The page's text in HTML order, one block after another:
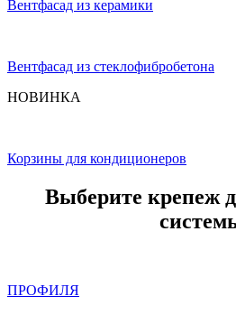
Вентфасад из керамики
Вентфасад из стеклофибробетона
НОВИНКА
Корзины для кондиционеров
Выберите крепеж
ПРОФИЛЯ